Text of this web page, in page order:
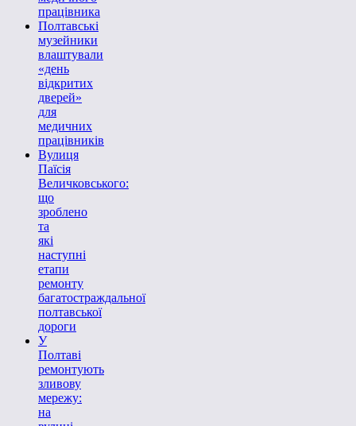
працівника
Полтавські
музейники
влаштували
«день
відкритих
дверей»
для
медичних
працівників
Вулиця
Паїсія
Величковського:
що
зроблено
та
які
наступні
етапи
ремонту
багатостраждальної
полтавської
дороги
У
Полтаві
ремонтують
зливову
мережу:
на